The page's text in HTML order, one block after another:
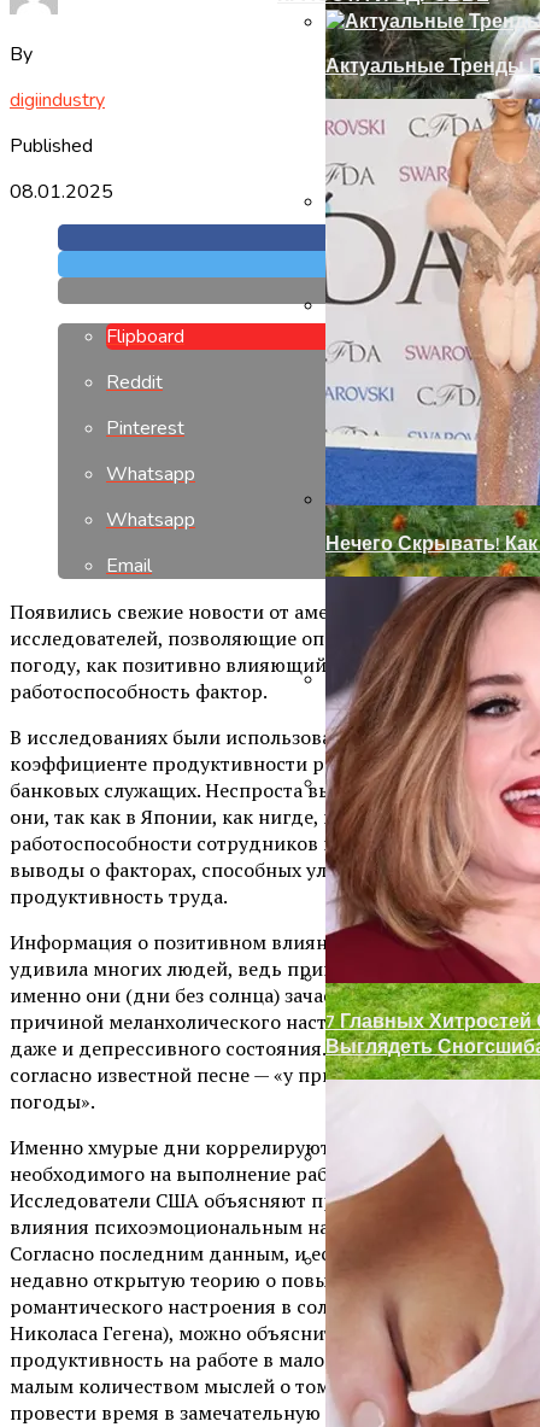
Как Сделать
Ремонт
Установка Доборов
Современный
Декор Для Участка
Готовим Газон К
Актуальные Тренды
Нечего Скрывать!
7 Главных
Выглядеть
By
digiindustry
Published
08.01.2025
Flipboard
Reddit
Pinterest
Whatsapp
Whatsapp
Email
Появились свежие новости от американских
исследователей, позволяющие определять плохую
погоду, как позитивно влияющий на
работоспособность фактор.
В исследованиях были использованы данные о
коэффициенте продуктивности работы японских
банковых служащих. Неспроста выбраны были именно
они, так как в Японии, как нигде, производят контроль
работоспособности сотрудников и регулярно делают
выводы о факторах, способных улучшить
продуктивность труда.
Информация о позитивном влиянии пасмурных дней
удивила многих людей, ведь принято думать, что
именно они (дни без солнца) зачастую служат
причиной меланхолического настроения, а иногда
даже и депрессивного состояния. Но, как видим,
согласно известной песне — «у природы нет плохой
погоды».
Именно хмурые дни коррелируют сокращение
необходимого на выполнение работы времени.
Исследователи США объясняют причину такого
влияния психоэмоциональным настроем человека.
Согласно последним данным, и если вспомнить
недавно открытую теорию о повышении
романтического настроения в солнечные дни (автора
Николаса Гегена), можно объяснить высокую
продуктивность на работе в малоосвещённые дни
малым количеством мыслей о том, где и как можно
провести время в замечательную погоду.